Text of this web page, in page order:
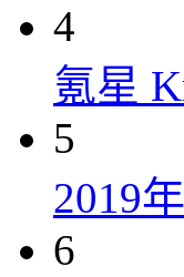
4
氪星
5
2019
6